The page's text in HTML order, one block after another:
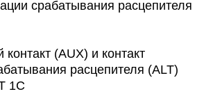
срабатывания расцепителя
(AUX) и контакт
расцепителя (ALT)
1C